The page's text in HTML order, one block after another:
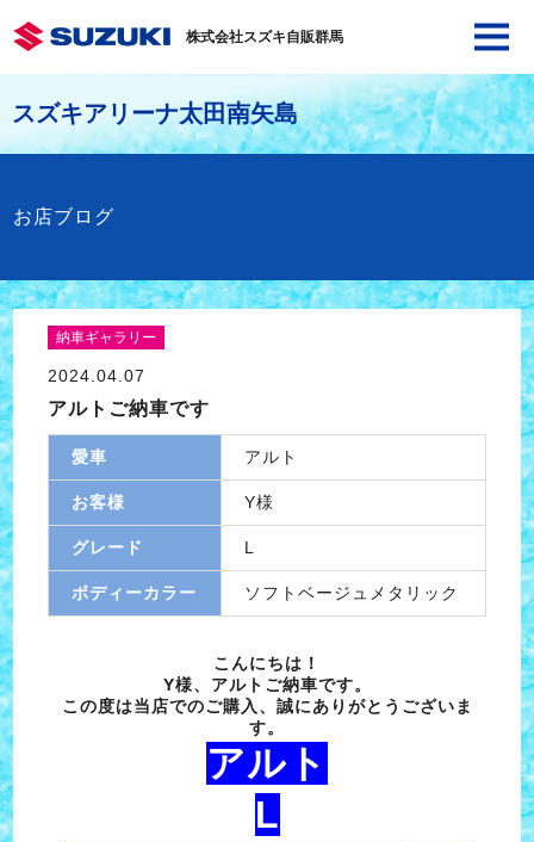
株式会社スズキ自販群馬
スズキアリーナ太田南矢島
お店ブログ
納車ギャラリー
2024.04.07
アルトご納車です
愛車 アルト
お客様 Y様
グレード L
ボディーカラー ソフトベージュメタリック
こんにちは！
Y様、アルトご納車です。
この度は当店でのご購入、誠にありがとうございま
す。
アルト
L